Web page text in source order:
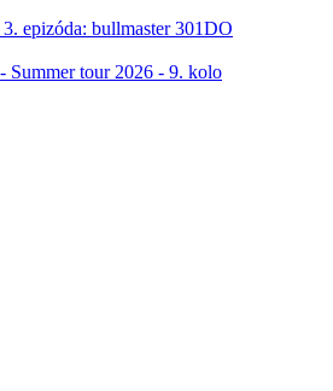
epizóda: bullmaster 301DO
Summer tour 2026 - 9. kolo